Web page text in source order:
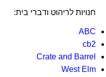
חנויות לריהוט ודברי בית:
ABC
cb2
Crate and Barrel
West Elm